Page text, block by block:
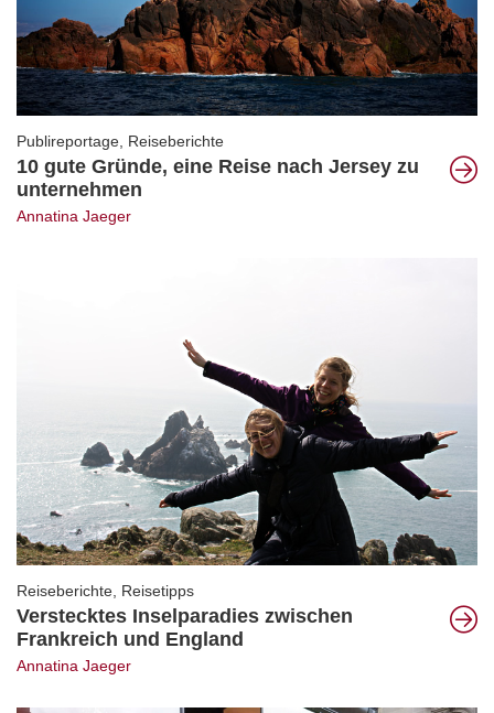
Publireportage, Reiseberichte
10 gute Gründe, eine Reise nach Jersey zu
unternehmen
Annatina Jaeger
Reiseberichte Reisetipps
Verstecktes Inselparadies zwischen
Frankreich und England
Annatina Jaeger